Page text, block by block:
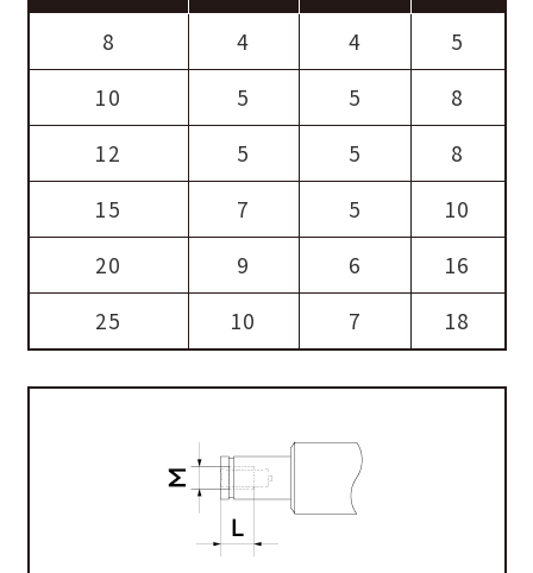
8 4 4
5
10
5 5
8
12
5 5
8
15
7 5
10
20
9 6
16
25
10 7 18